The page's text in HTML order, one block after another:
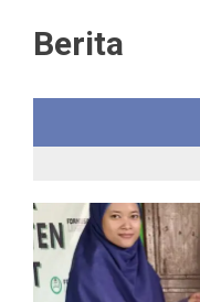
Berita